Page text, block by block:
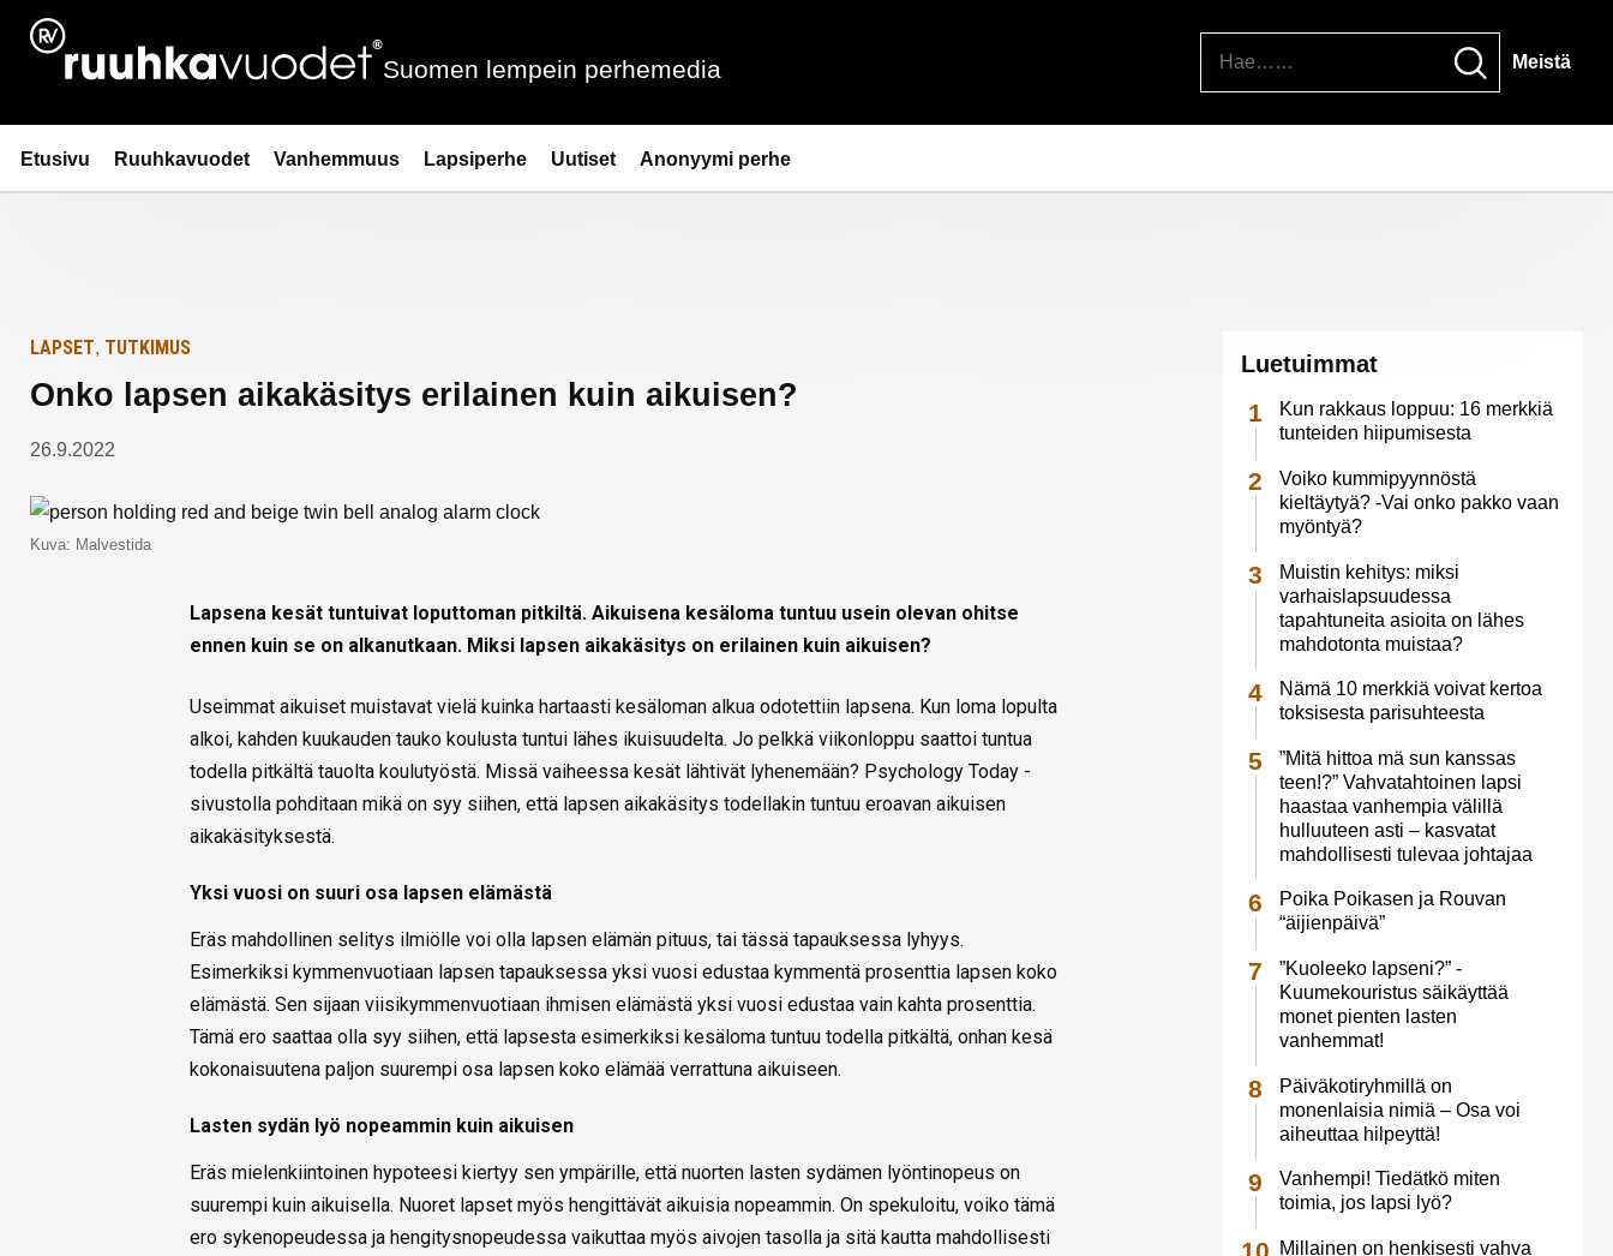
Siirry
sisältöön
Ruuhkavuodet.fi
Suomen lempein perhemedia Meistä
Etusivu Ruuhkavuodet Vanhemmuus Lapsiperhe Uutiset Anonyymi perhe
Etusivulle
LAPSET, TUTKIMUS
Onko lapsen aikakäsitys erilainen kuin aikuisen?
26.9.2022
Kuva: Malvestida
Lapsena kesät tuntuivat loputtoman pitkiltä. Aikuisena kesäloma tuntuu usein olevan ohitse
ennen kuin se on alkanutkaan. Miksi lapsen aikakäsitys on erilainen kuin aikuisen?
Useimmat aikuiset muistavat vielä kuinka hartaasti kesäloman alkua odotettiin lapsena. Kun loma lopulta
alkoi, kahden kuukauden tauko koulusta tuntui lähes ikuisuudelta. Jo pelkkä viikonloppu saattoi tuntua
todella pitkältä tauolta koulutyöstä. Missä vaiheessa kesät lähtivät lyhenemään? Psychology Today -
sivustolla pohditaan mikä on syy siihen, että lapsen aikakäsitys todellakin tuntuu eroavan aikuisen
aikakäsityksestä.
Yksi vuosi on suuri osa lapsen elämästä
Eräs mahdollinen selitys ilmiölle voi olla lapsen elämän pituus, tai tässä tapauksessa lyhyys.
Esimerkiksi kymmenvuotiaan lapsen tapauksessa yksi vuosi edustaa kymmentä prosenttia lapsen koko
elämästä. Sen sijaan viisikymmenvuotiaan ihmisen elämästä yksi vuosi edustaa vain kahta prosenttia.
Tämä ero saattaa olla syy siihen, että lapsesta esimerkiksi kesäloma tuntuu todella pitkältä, onhan kesä
kokonaisuutena paljon suurempi osa lapsen koko elämää verrattuna aikuiseen.
Lasten sydän lyö nopeammin kuin aikuisen
Eräs mielenkiintoinen hypoteesi kiertyy sen ympärille, että nuorten lasten sydämen lyöntinopeus on
suurempi kuin aikuisella. Nuoret lapset myös hengittävät aikuisia nopeammin. On spekuloitu, voiko tämä
ero sykenopeudessa ja hengitysnopeudessa vaikuttaa myös aivojen tasolla ja sitä kautta mahdollisesti
Luetuimmat
Kun rakkaus loppuu: 16 merkkiä
tunteiden hiipumisesta
Voiko kummipyynnöstä
kieltäytyä? -Vai onko pakko vaan
myöntyä?
Muistin kehitys: miksi
varhaislapsuudessa
tapahtuneita asioita on lähes
mahdotonta muistaa?
Nämä 10 merkkiä voivat kertoa
toksisesta parisuhteesta
”Mitä hittoa mä sun kanssas
teen!?” Vahvatahtoinen lapsi
haastaa vanhempia välillä
hulluuteen asti – kasvatat
mahdollisesti tulevaa johtajaa
Poika Poikasen ja Rouvan
“äijienpäivä”
”Kuoleeko lapseni?” -
Kuumekouristus säikäyttää
monet pienten lasten
vanhemmat!
Päiväkotiryhmillä on
monenlaisia nimiä – Osa voi
aiheuttaa hilpeyttä!
Vanhempi! Tiedätkö miten
toimia, jos lapsi lyö?
Millainen on henkisesti vahva